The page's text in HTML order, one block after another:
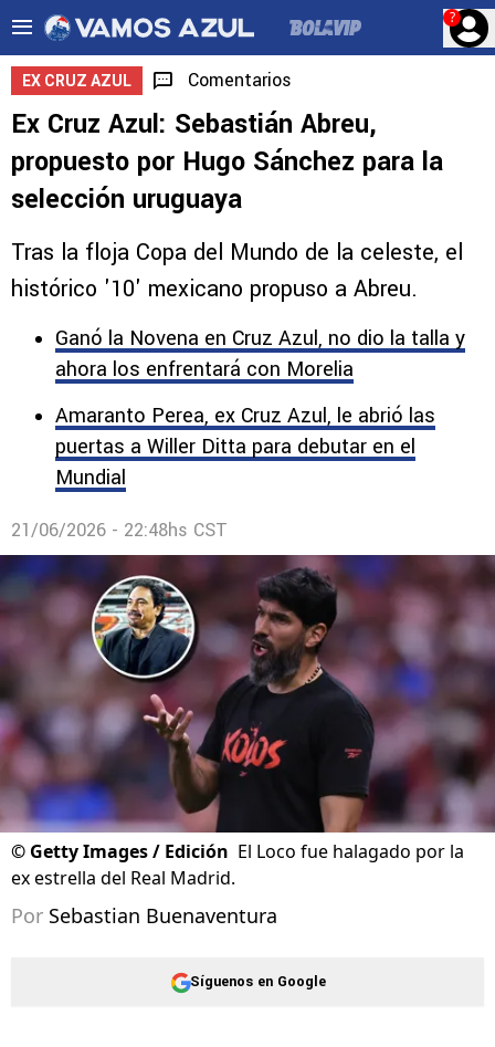
?
EX CRUZ AZUL Comentarios
Ex Cruz Azul: Sebastián Abreu,
propuesto por Hugo Sánchez para la
selección uruguaya
Tras la floja Copa del Mundo de la celeste, el
histórico '10' mexicano propuso a Abreu.
Ganó la Novena en Cruz Azul, no dio la talla y
ahora los enfrentará con Morelia
Amaranto Perea, ex Cruz Azul, le abrió las
puertas a Willer Ditta para debutar en el
Mundial
21/06/2026 - 22:48hs CST
© Getty Images / Edición El Loco fue halagado por la
ex estrella del Real Madrid.
Por Sebastian Buenaventura
Síguenos en Google